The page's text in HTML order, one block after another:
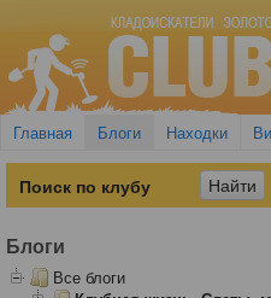
Главная Блоги Находки
Блоги
Все блоги